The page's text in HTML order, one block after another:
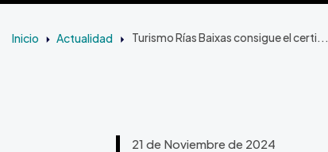
Inicio Actualidad Turismo Rías Baixas consigue el certi...
21 de Noviembre de 2024